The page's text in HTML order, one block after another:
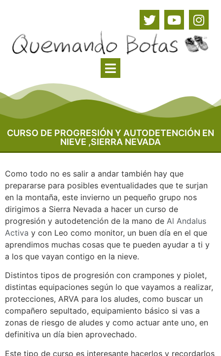
CURSO DE PROGRESIÓN Y AUTODETENCIÓN EN
NIEVE ,SIERRA NEVADA
Como todo no es salir a andar también hay que
prepararse para posibles eventualidades que te surjan
en la montaña, este invierno un pequeño grupo nos
dirigimos a Sierra Nevada a hacer un curso de
progresión y autodetención de la mano de Al Andalus
Activa y con Leo como monitor, un buen día en el que
aprendimos muchas cosas que te pueden ayudar a ti y
a los que vayan contigo en la nieve.
Distintos tipos de progresión con crampones y piolet,
distintas equipaciones según lo que vayamos a realizar,
protecciones, ARVA para los aludes, como buscar un
compañero sepultado, equipamiento básico si vas a
zonas de riesgo de aludes y como actuar ante uno, en
definitiva un día bien aprovechado.
Este tipo de curso es interesante hacerlos y recordarlos